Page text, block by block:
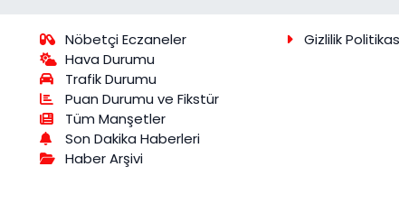
Nöbetçi Eczaneler
Hava Durumu
Trafik Durumu
Puan Durumu ve Fikstür
Tüm Manşetler
Son Dakika Haberleri
Haber Arşivi
Gizlilik